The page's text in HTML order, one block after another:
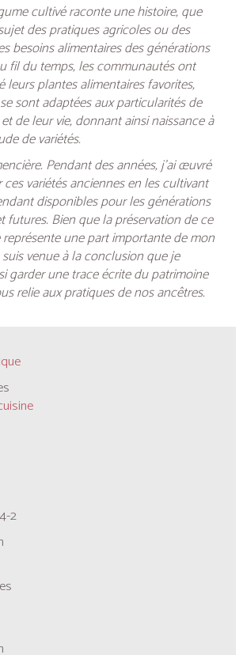
cultivé raconte une histoire, que
des pratiques agricoles ou des
besoins alimentaires des générations
fil du temps, les communautés ont
leurs plantes alimentaires favorites,
sont adaptées aux particularités de
de leur vie, donnant ainsi naissance à
de variétés.
Pendant des années, j’ai œuvré
ces variétés anciennes en les cultivant
disponibles pour les générations
futures. Bien que la préservation de ce
une part importante de mon
suis venue à la conclusion que je
garder une trace écrite du patrimoine
relie aux pratiques de nos ancêtres.
2